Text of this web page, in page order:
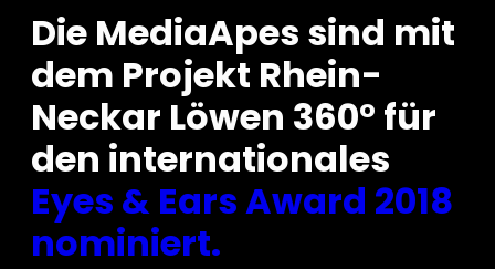
Die MediaApes sind mit
dem Projekt Rhein-
Neckar Löwen 360° für
den internationales
Eyes & Ears Award 2018
nominiert.